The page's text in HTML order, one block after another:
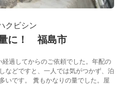
クビシン
に！ 福島市
過してからのご依頼でした。年配の
などですと、一人では気がつかず、泊
いです。 糞もかなりの量でした。屋